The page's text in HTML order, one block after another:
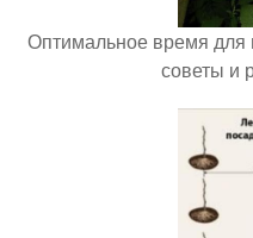
Оптимальное время для
советы и